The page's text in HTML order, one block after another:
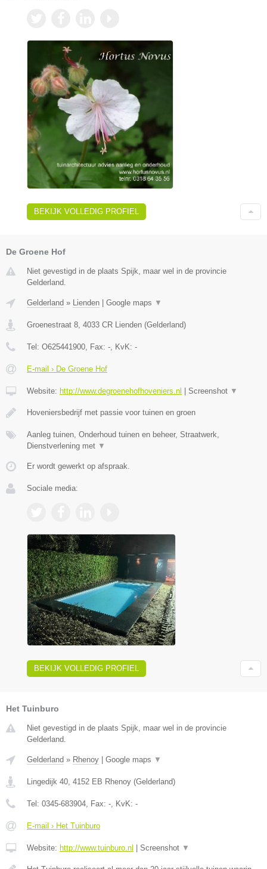
BEKIJK VOLLEDIG PROFIEL
De Groene Hof
Niet gevestigd in de plaats Spijk, maar wel in de provincie
Gelderland.
Gelderland » Lienden Google maps ▼
Groenestraat 8, 4033 CR Lienden (Gelderland)
Tel: O625441900, Fax: -, KvK: -
E-mail › De Groene Hof
Website: http://www.degroenehofhoveniers.nl Screenshot ▼
Hoveniersbedrijf met passie voor tuinen en groen
Aanleg tuinen, Onderhoud tuinen en beheer, Straatwerk,
Dienstverlening met ▼
Er wordt gewerkt op afspraak.
Sociale media:
BEKIJK VOLLEDIG PROFIEL
Het Tuinburo
Niet gevestigd in de plaats Spijk, maar wel in de provincie
Gelderland.
Gelderland » Rhenoy Google maps ▼
Lingedijk 40 4152 EB Rhenoy (Gelderland)
Tel: 0345-683904 , Fax: - , KvK: -
E-mail › Het Tuinburo
Website: http://www.tuinburo.nl Screenshot ▼